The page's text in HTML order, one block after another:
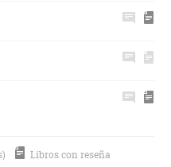
Libros con reseña